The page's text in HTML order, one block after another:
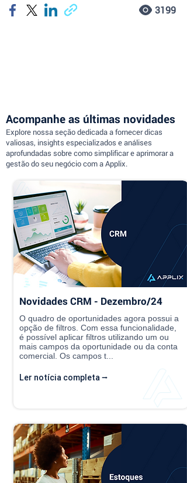
3199
Acompanhe as últimas novidades
Explore nossa seção dedicada a fornecer dicas
valiosas, insights especializados e análises
aprofundadas sobre como simplificar e aprimorar a
gestão do seu negócio com a Applix.
Novidades CRM - Dezembro/24
O quadro de oportunidades agora possui a
opção de filtros. Com essa funcionalidade,
é possível aplicar filtros utilizando um ou
mais campos da oportunidade ou da conta
comercial. Os campos t...
Ler notícia completa ⭢